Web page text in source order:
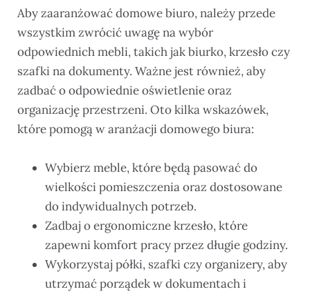
Aby zaaranżować domowe biuro, należy przede
wszystkim zwrócić uwagę na wybór
odpowiednich mebli, takich jak biurko, krzesło czy
szafki na dokumenty. Ważne jest również, aby
zadbać o odpowiednie oświetlenie oraz
organizację przestrzeni. Oto kilka wskazówek,
które pomogą w aranżacji domowego biura:
Wybierz meble, które będą pasować do
wielkości pomieszczenia oraz dostosowane
do indywidualnych potrzeb.
Zadbaj o ergonomiczne krzesło, które
zapewni komfort pracy przez długie godziny.
Wykorzystaj półki, szafki czy organizery, aby
utrzymać porządek w dokumentach i